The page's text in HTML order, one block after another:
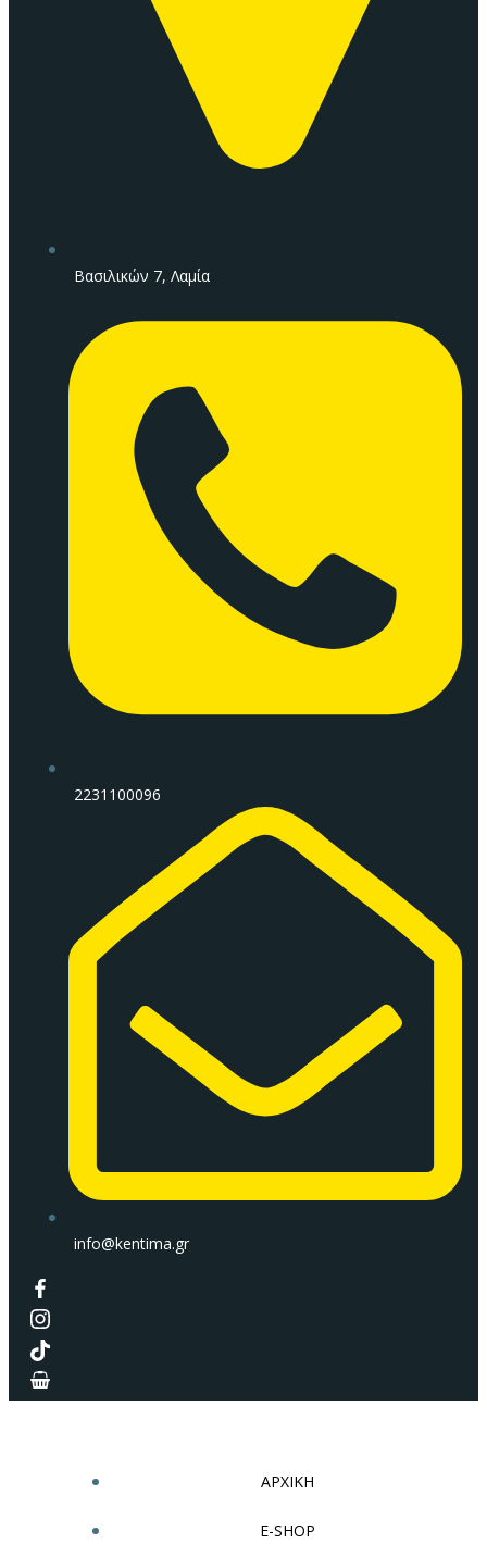
Βασιλικών 7, Λαμία
2231100096
info@kentima.gr
ΑΡΧΙΚΗ
E-SHOP